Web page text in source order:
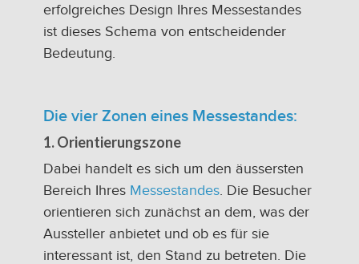
erfolgreiches Design Ihres Messestandes
ist dieses Schema von entscheidender
Bedeutung.
Die vier Zonen eines Messestandes:
1. Orientierungszone
Dabei handelt es sich um den äussersten
Bereich Ihres Messestandes. Die Besucher
orientieren sich zunächst an dem, was der
Aussteller anbietet und ob es für sie
interessant ist, den Stand zu betreten. Die